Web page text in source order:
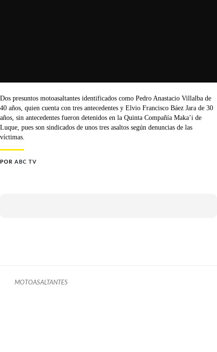
Dos presuntos motoasaltantes identificados como Pedro Anastacio Villalba de
40 años, quien cuenta con tres antecedentes y Elvio Francisco Báez Jara de 30
años, sin antecedentes fueron detenidos en la Quinta Compañía Maka’i de
Luque, pues son sindicados de unos tres asaltos según denuncias de las
víctimas.
POR ABC TV
MOTOASALTANTES